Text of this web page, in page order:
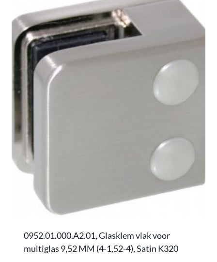
0952.01.000.A2.01, Glasklem vlak voor
multiglas 9,52 MM (4-1,52-4), Satin K320